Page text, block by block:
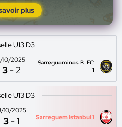
plus
U13 D3
10/2025
3 -2
Sarreguemines B. FC
1
U13 D3
10/2025
3 -1 Sarreguem Istanbul 1